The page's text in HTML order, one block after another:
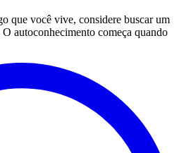
que você vive, considere buscar um
autoconhecimento começa quando